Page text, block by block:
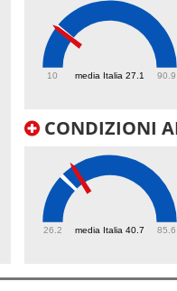
media Italia 27.1
10 90.9
CONDIZIONI
media Italia 40.7
26.2 85.6